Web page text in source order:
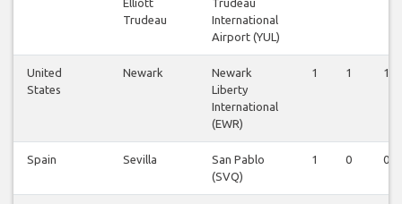
Trudeau
International
Airport (YUL)
United
States
Newark
Newark
Liberty
International
(EWR)
1 1 1
Spain Sevilla
San Pablo
(SVQ)
1 0 0